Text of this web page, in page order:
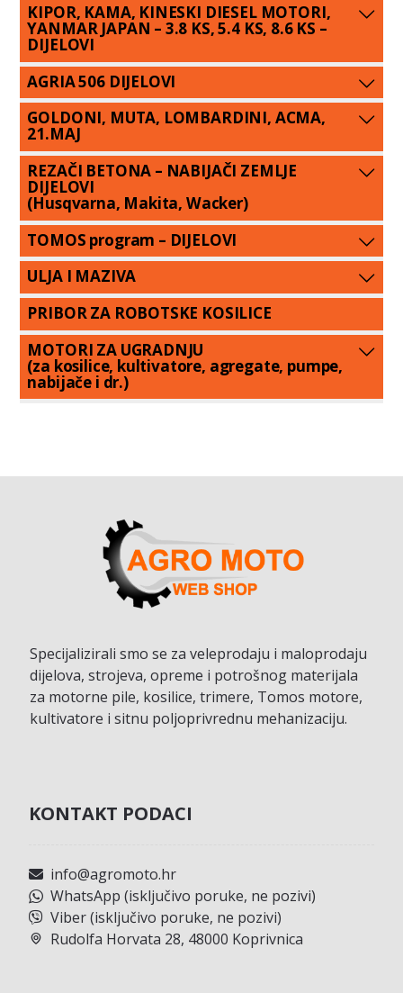
KIPOR, KAMA, KINESKI DIESEL MOTORI,
YANMAR JAPAN – 3.8 KS, 5.4 KS, 8.6 KS –
DIJELOVI
AGRIA 506 DIJELOVI
GOLDONI, MUTA, LOMBARDINI, ACMA,
21.MAJ
REZAČI BETONA – NABIJAČI ZEMLJE
DIJELOVI
(Husqvarna, Makita, Wacker)
TOMOS program – DIJELOVI
ULJA I MAZIVA
PRIBOR ZA ROBOTSKE KOSILICE
MOTORI ZA UGRADNJU
(za kosilice, kultivatore, agregate, pumpe,
nabijače i dr.)
Specijalizirali smo se za veleprodaju i maloprodaju
dijelova, strojeva, opreme i potrošnog materijala
za motorne pile, kosilice, trimere, Tomos motore,
kultivatore i sitnu poljoprivrednu mehanizaciju.
KONTAKT PODACI
info@agromoto.hr
WhatsApp (isključivo poruke, ne pozivi)
Viber (isključivo poruke, ne pozivi)
Rudolfa Horvata 28, 48000 Koprivnica